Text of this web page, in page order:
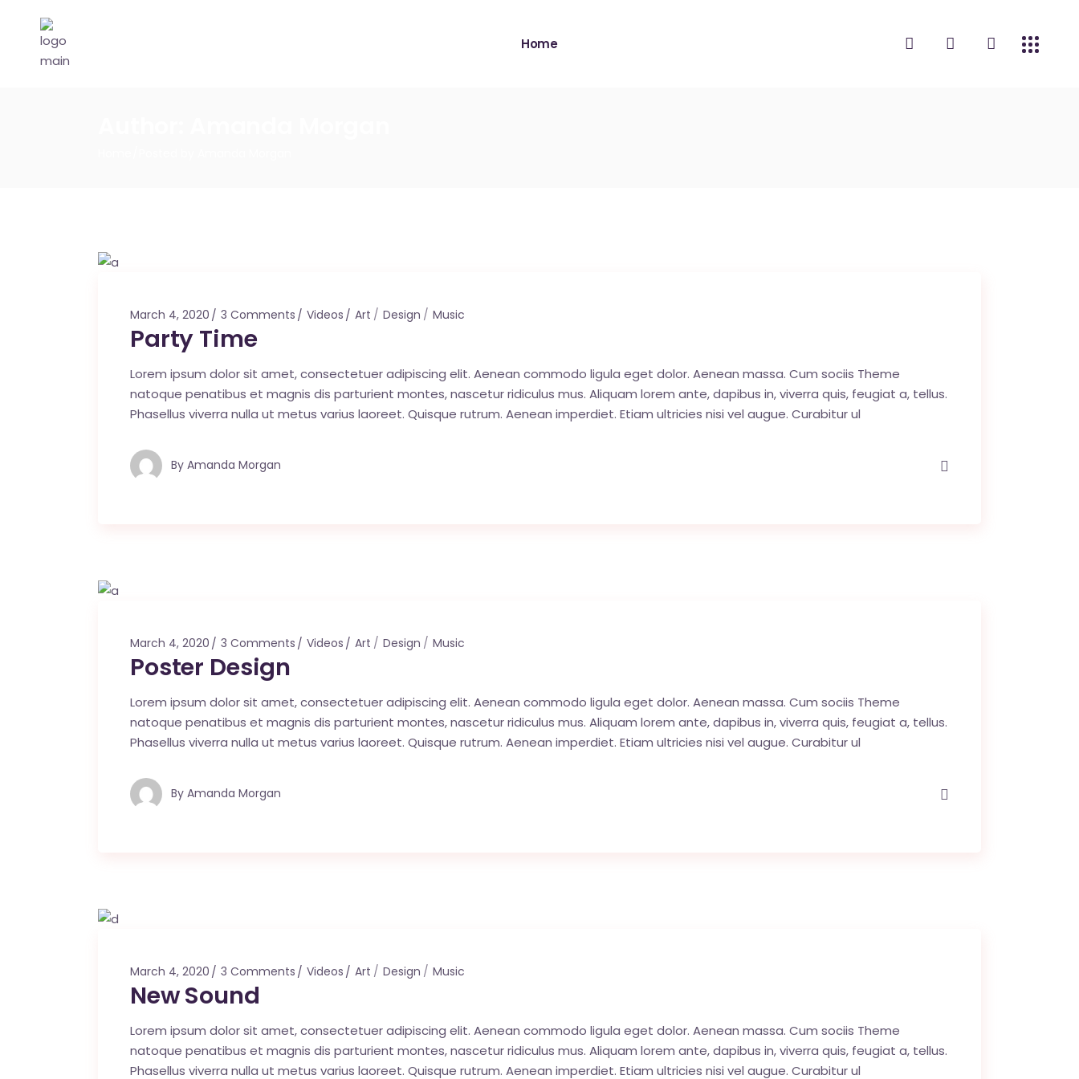
Home
March 4, 2020 3 Comments Videos Art Design Music
Party Time
Lorem ipsum dolor sit amet, consectetuer adipiscing elit. Aenean commodo ligula eget dolor. Aenean massa. Cum sociis Theme
natoque penatibus et magnis dis parturient montes, nascetur ridiculus mus. Aliquam lorem ante, dapibus in, viverra quis, feugiat a, tellus.
Phasellus viverra nulla ut metus varius laoreet. Quisque rutrum. Aenean imperdiet. Etiam ultricies nisi vel augue. Curabitur ul
By Amanda Morgan
March 4, 2020 3 Comments Videos Art Design Music
Poster Design
Lorem ipsum dolor sit amet, consectetuer adipiscing elit. Aenean commodo ligula eget dolor. Aenean massa. Cum sociis Theme
natoque penatibus et magnis dis parturient montes, nascetur ridiculus mus. Aliquam lorem ante, dapibus in, viverra quis, feugiat a, tellus.
Phasellus viverra nulla ut metus varius laoreet. Quisque rutrum. Aenean imperdiet. Etiam ultricies nisi vel augue. Curabitur ul
By Amanda Morgan
March 4, 2020 3 Comments Videos Art Design Music
New Sound
Lorem ipsum dolor sit amet, consectetuer adipiscing elit. Aenean commodo ligula eget dolor. Aenean massa. Cum sociis Theme
natoque penatibus et magnis dis parturient montes, nascetur ridiculus mus. Aliquam lorem ante, dapibus in, viverra quis, feugiat a, tellus.
Phasellus viverra nulla ut metus varius laoreet. Quisque rutrum. Aenean imperdiet. Etiam ultricies nisi vel augue. Curabitur ul